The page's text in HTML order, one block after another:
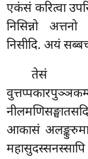
एकंसं करित्वा
निसिन्नो
निसीदि. अयं
तेसं
आकासं